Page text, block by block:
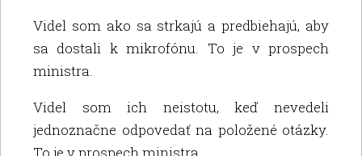
Videl som ako sa strkajú a predbiehajú, aby
sa dostali k mikrofónu. To je v prospech
ministra.
Videl som ich neistotu, keď nevedeli
jednoznačne odpovedať na položené otázky.